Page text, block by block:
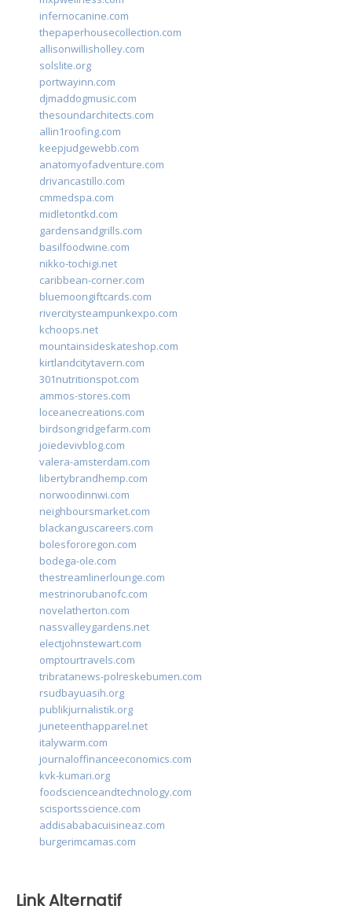
infernocanine.com
thepaperhousecollection.com
allisonwillisholley.com
solslite.org
portwayinn.com
djmaddogmusic.com
thesoundarchitects.com
allin1roofing.com
keepjudgewebb.com
anatomyofadventure.com
drivancastillo.com
cmmedspa.com
midletontkd.com
gardensandgrills.com
basilfoodwine.com
nikko-tochigi.net
caribbean-corner.com
bluemoongiftcards.com
rivercitysteampunkexpo.com
kchoops.net
mountainsideskateshop.com
kirtlandcitytavern.com
301nutritionspot.com
ammos-stores.com
loceanecreations.com
birdsongridgefarm.com
joiedevivblog.com
valera-amsterdam.com
libertybrandhemp.com
norwoodinnwi.com
neighboursmarket.com
blackanguscareers.com
bolesfororegon.com
bodega-ole.com
thestreamlinerlounge.com
mestrinorubanofc.com
novelatherton.com
nassvalleygardens.net
electjohnstewart.com
omptourtravels.com
tribratanews-polreskebumen.com
rsudbayuasih.org
publikjurnalistik.org
juneteenthapparel.net
italywarm.com
journaloffinanceeconomics.com
kvk-kumari.org
foodscienceandtechnology.com
scisportsscience.com
addisababacuisineaz.com
burgerimcamas.com
Link Alternatif